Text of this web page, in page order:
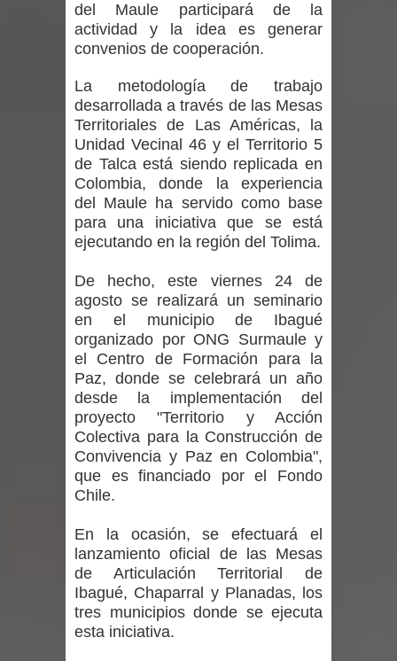
Banda linarense Los Remembers
regresa de Brasil tras impulsar un
intercambio musical y pedagógico
con comunidades escolares
Alta positividad en influenza hace que
expertos reiteren llamado a
vacunarse
Mario Meza endurece críticas contra
ministra de Salud por dejar fuera a
Linares: “No dará la cara”
Seremi de Desarrollo Social y Familia
mantiene despliegue para apoyar a
niños y adolescentes durante la
Del anime al K-pop: especialistas U.
de Chile analizan el creciente interés
por las culturas japonesa y coreana
del Maule participará de la
actividad y la idea es generar
convenios de cooperación.
La metodología de trabajo
desarrollada a través de las Mesas
Territoriales de Las Américas, la
Unidad Vecinal 46 y el Territorio 5
de Talca está siendo replicada en
Colombia, donde la experiencia
del Maule ha servido como base
para una iniciativa que se está
ejecutando en la región del Tolima.
De hecho, este viernes 24 de
agosto se realizará un seminario
en el municipio de Ibagué
organizado por ONG Surmaule y
el Centro de Formación para la
Paz, donde se celebrará un año
desde la implementación del
proyecto "Territorio y Acción
Colectiva para la Construcción de
Convivencia y Paz en Colombia",
que es financiado por el Fondo
Chile.
En la ocasión, se efectuará el
lanzamiento oficial de las Mesas
de Articulación Territorial de
Ibagué, Chaparral y Planadas, los
tres municipios donde se ejecuta
esta iniciativa.